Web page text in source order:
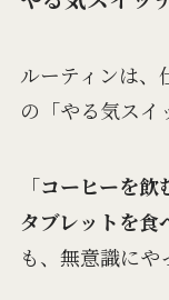
ルーティンは、
の「やる気スイ
「コーヒーを飲
タブレットを食
も、無意識にや